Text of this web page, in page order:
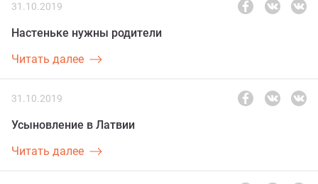
31.10.2019
Настеньке нужны родители
Читать далее
31.10.2019
Усыновление в Латвии
Читать далее